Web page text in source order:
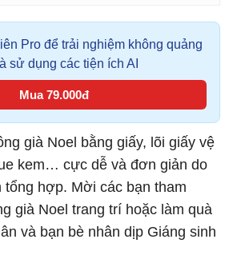
Pro để trải nghiệm không quảng
sử dụng các tiện ích AI
Mua 79.000đ
già Noel bằng giấy, lõi giấy vệ
kem… cực dễ và đơn giản do
tổng hợp. Mời các bạn tham
già Noel trang trí hoặc làm quà
và bạn bè nhân dịp Giáng sinh